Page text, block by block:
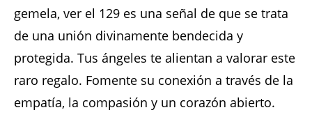
gemela, ver el 129 es una señal de que se trata
de una unión divinamente bendecida y
protegida. Tus ángeles te alientan a valorar este
raro regalo. Fomente su conexión a través de la
empatía, la compasión y un corazón abierto.